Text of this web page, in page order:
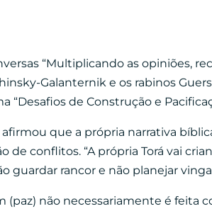
“Multiplicando as opiniões,
Galanternik e os rabinos
“Desafios de Construção e
que a própria narrativa
conflitos. “A própria Torá vai
guardar rancor e não planejar
(paz) não necessariamente é feita